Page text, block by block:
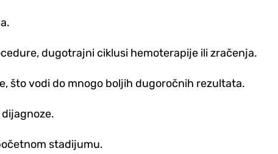
dugotrajni ciklusi hemoterapije ili zračenja.
što vodi do mnogo boljih dugoročnih rezultata.
stadijumu.